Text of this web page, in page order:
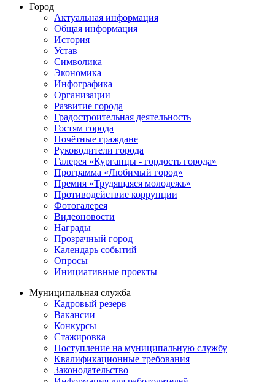
Город
Актуальная информация
Общая информация
История
Устав
Символика
Экономика
Инфографика
Организации
Развитие города
Градостроительная деятельность
Гостям города
Почётные граждане
Руководители города
Галерея «Курганцы - гордость города»
Программа «Любимый город»
Премия «Трудящаяся молодежь»
Противодействие коррупции
Фотогалерея
Видеоновости
Награды
Прозрачный город
Календарь событий
Опросы
Инициативные проекты
Муниципальная служба
Кадровый резерв
Вакансии
Конкурсы
Стажировка
Поступление на муниципальную службу
Квалификационные требования
Законодательство